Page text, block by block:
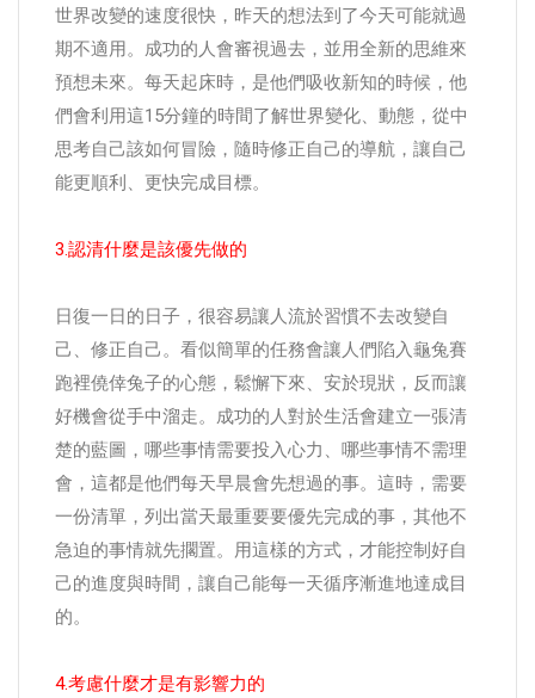
世界改變的速度很快，昨天的想法到了今天可能就過
期不適用。成功的人會審視過去，並用全新的思維來
預想未來。每天起床時，是他們吸收新知的時候，他
們會利用這15分鐘的時間了解世界變化、動態，從中
思考自己該如何冒險，隨時修正自己的導航，讓自己
能更順利、更快完成目標。
3.認清什麼是該優先做的
日復一日的日子，很容易讓人流於習慣不去改變自
己、修正自己。看似簡單的任務會讓人們陷入龜兔賽
跑裡僥倖兔子的心態，鬆懈下來、安於現狀，反而讓
好機會從手中溜走。成功的人對於生活會建立一張清
楚的藍圖，哪些事情需要投入心力、哪些事情不需理
會，這都是他們每天早晨會先想過的事。這時，需要
一份清單，列出當天最重要要優先完成的事，其他不
急迫的事情就先擱置。用這樣的方式，才能控制好自
己的進度與時間，讓自己能每一天循序漸進地達成目
的。
4.考慮什麼才是有影響力的